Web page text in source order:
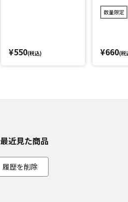
¥550(税込)
城の18
数量限定
¥660(税
最近見た商品
履歴を削除